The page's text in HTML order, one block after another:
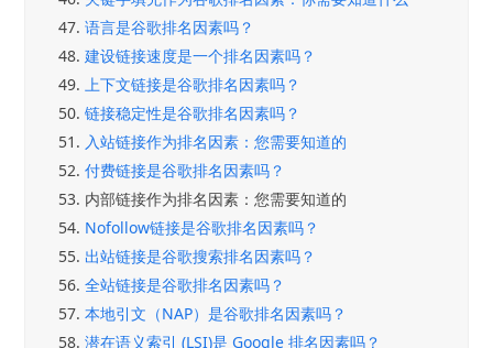
47. 语言是谷歌排名因素吗？
48. 建设链接速度是一个排名因素吗？
49. 上下文链接是谷歌排名因素吗？
50. 链接稳定性是谷歌排名因素吗？
51. 入站链接作为排名因素：您需要知道的
52. 付费链接是谷歌排名因素吗？
53. 内部链接作为排名因素：您需要知道的
54. Nofollow链接是谷歌排名因素吗？
55. 出站链接是谷歌搜索排名因素吗？
56. 全站链接是谷歌排名因素吗？
57. 本地引文（NAP）是谷歌排名因素吗？
58. 潜在语义索引 (LSI)是 Google 排名因素吗？